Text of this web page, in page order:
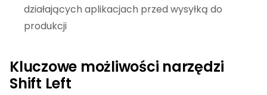
działających aplikacjach przed wysyłką do
produkcji
Kluczowe możliwości narzędzi
Shift Left